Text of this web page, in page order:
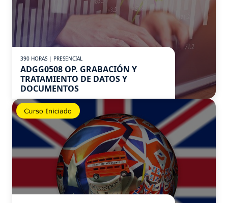
390 HORAS | PRESENCIAL
ADGG0508 OP. GRABACIÓN Y
TRATAMIENTO DE DATOS Y
DOCUMENTOS